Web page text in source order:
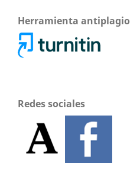
Herramienta antiplagio
Redes sociales